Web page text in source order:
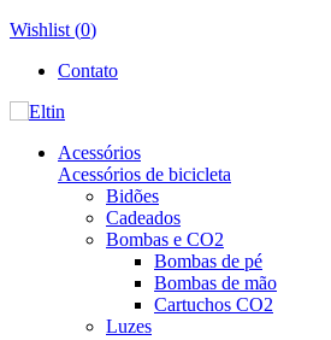
Wishlist (0)
Contato
Acessórios
Acessórios de bicicleta
Bidões
Cadeados
Bombas e CO2
Bombas de pé
Bombas de mão
Cartuchos CO2
Luzes